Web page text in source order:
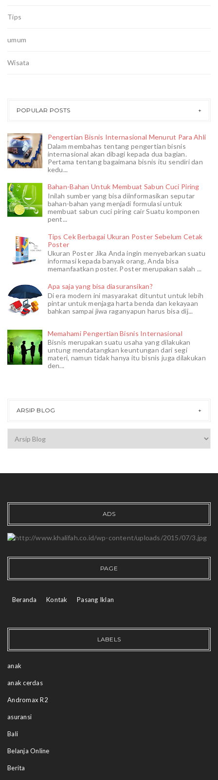
Tips
umum
Wisata
POPULAR POSTS
Pengertian Bisnis Internasional Menurut Para Ahli
Dalam membahas tentang pengertian bisnis
internasional akan dibagi kepada dua bagian.
Pertama tentang bagaimana bisnis itu sendiri dan
kedu...
Bahan-Bahan Untuk Membuat Sabun Cuci Piring
Inilah sumber yang bisa diinformasikan seputar
bahan-bahan yang menjadi formulasi untuk
membuat sabun cuci piring cair Suatu komponen
pent...
Tips Cek Berbagai Ukuran Poster Sebelum Cetak
Poster
Ukuran Poster Jika Anda ingin menyebarkan suatu
informasi kepada banyak orang, Anda bisa
memanfaatkan poster. Poster merupakan salah ...
Apa saja yang bisa diasuransikan?
Di era modern ini masyarakat dituntut untuk lebih
pintar untuk menjaga harta benda dan kekayaan
bahkan sampai jiwa raganyapun harus bisa dij...
Memahami Pengertian Bisnis Internasional
Bisnis merupakan suatu usaha yang dilakukan
untung mendatangkan keuntungan dari segi
materi, namun tidak hanya itu bisnis juga dilakukan
den...
ARSIP BLOG
ADS
PAGE
Beranda Kontak Pasang Iklan
LABELS
anak
anak cerdas
Andromax R2
asuransi
Bali
Belanja Online
Berita